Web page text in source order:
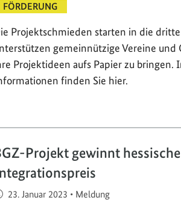
FÖRDERUNG
Projektschmieden starten in die
gemeinnützige Vereine und
Projektideen aufs Papier zu bringen.
finden Sie hier.
Projekt gewinnt
Veröffentlicht am
23. Januar 2023 • Meldung